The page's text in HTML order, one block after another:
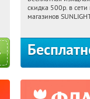
Россия
скидка 500р. в
магазинов